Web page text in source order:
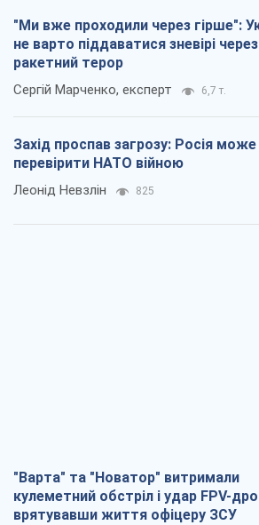
"Ми вже проходили через гірше":
не варто піддаватися зневірі через
ракетний терор
Сергій Марченко, експерт 6,7 т.
Захід проспав загрозу: Росія може
перевірити НАТО війною
Леонід Невзлін 825
"Варта" та "Новатор" витримали
кулеметний обстріл і удар FPV-
врятувавши життя офіцеру ЗСУ